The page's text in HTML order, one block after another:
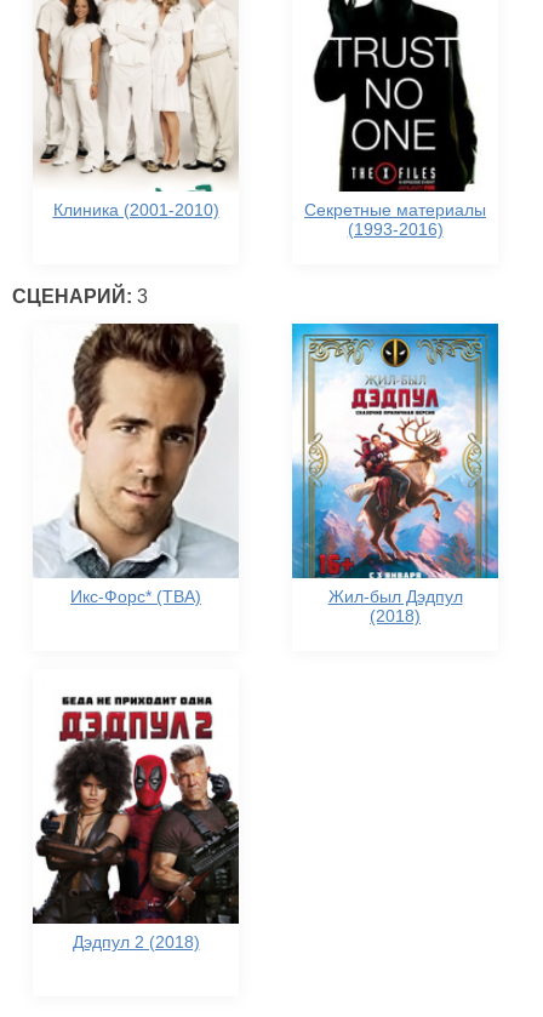
Клиника (2001-2010)
Секретные материалы
(1993-2016)
СЦЕНАРИЙ: 3
Икс-Форс* (TBA)
Жил-был Дэдпул
(2018)
Дэдпул 2 (2018)